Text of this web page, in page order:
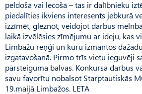
peldoša vai lecoša – tas ir dalībnieku
piedalīties ikviens interesents jebkurā
izzīmēt, gleznot, veidojot darbus
laikā izvēlēsies zīmējumu ar ideju, kas
Limbažu reņģi un kuru izmantos
izgatavošanā. Pirmo trīs vietu ieguvēji
pārsteiguma balvas. Konkursa darbus
savu favorītu nobalsot Starptautiskās
19.maijā Limbažos. LETA